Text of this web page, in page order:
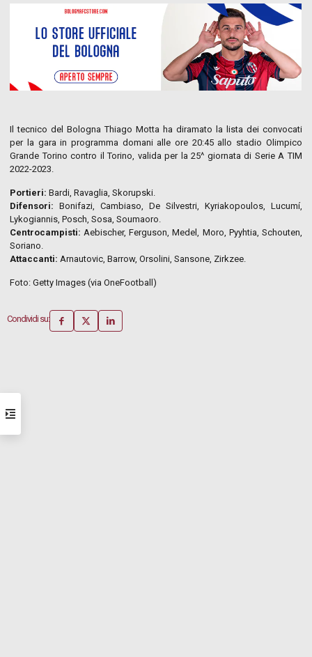
Il tecnico del Bologna Thiago Motta ha diramato la lista dei convocati
per la gara in programma domani alle ore 20:45 allo stadio Olimpico
Grande Torino contro il Torino, valida per la 25^ giornata di Serie A TIM
2022-2023.
Portieri: Bardi, Ravaglia, Skorupski.
Difensori: Bonifazi, Cambiaso, De Silvestri, Kyriakopoulos, Lucumí,
Lykogiannis, Posch, Sosa, Soumaoro.
Centrocampisti: Aebischer, Ferguson, Medel, Moro, Pyyhtia, Schouten,
Soriano.
Attaccanti: Arnautovic, Barrow, Orsolini, Sansone, Zirkzee.
Foto: Getty Images (via OneFootball)
Condividi su: